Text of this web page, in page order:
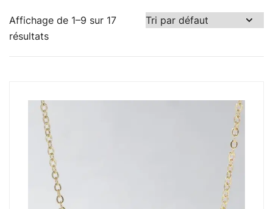
Affichage de 1–9 sur 17
résultats